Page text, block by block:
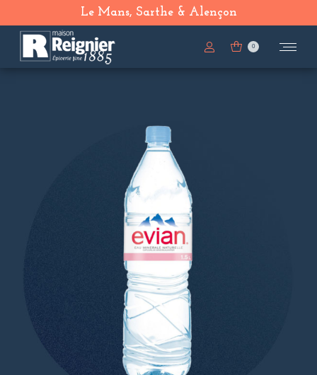
Le Mans, Sarthe & Alençon
0